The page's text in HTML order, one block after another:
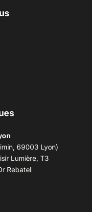
69003 Lyon)
Lumière, T3
Rebatel